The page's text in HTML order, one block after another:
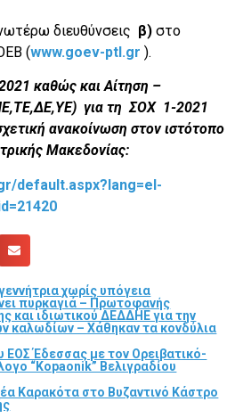
διευθύνσεις β) στο
(www.goev-ptl.gr ).
καθώς και Αίτηση –
για τη ΣΟΧ 1-2021
ανακοίνωση στον ιστότοπο
Μακεδονίας:
default.aspx?lang=el-
χωρίς υπόγεια
πυρκαγιά – Πρωτοφανής
και ιδιωτικού ΔΕΔΔΗΕ για την
καλωδίων – Χάθηκαν τα κονδύλια
Έδεσσας με τον Ορειβατικό-
“Kopaonik” Βελιγραδίου
Καρακότα στο Βυζαντινό Κάστρο